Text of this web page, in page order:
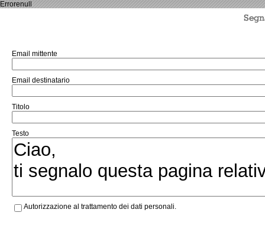
Errorenull
Email mittente
Email destinatario
Titolo
Testo
Autorizzazione al trattamento dei dati personali.